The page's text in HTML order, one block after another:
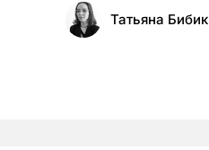
Татьяна Бибик